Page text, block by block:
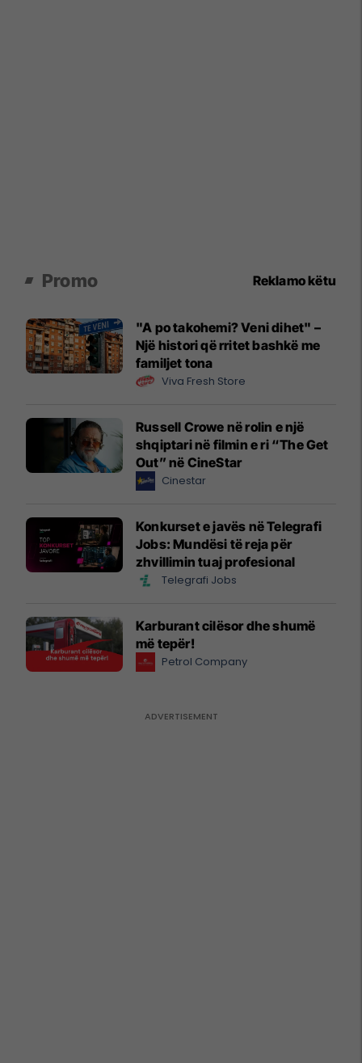
Promo Reklamo këtu
"A po takohemi? Veni dihet" –
Një histori që rritet bashkë me
familjet tona
Viva Fresh Store
Russell Crowe në rolin e një
shqiptari në filmin e ri “The Get
Out” në CineStar
Cinestar
Konkurset e javës në Telegrafi
Jobs: Mundësi të reja për
zhvillimin tuaj profesional
Telegrafi Jobs
Karburant cilësor dhe shumë
më tepër!
Petrol Company